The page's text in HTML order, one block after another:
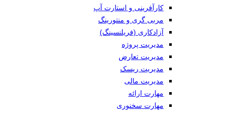
کارآفرینی و استارت آپ
مربی گری و منتورینگ
آزادکاری (فریلنسینگ)
مدیریت پروژه
مدیریت تعارض
مدیریت ریسک
مدیریت مالی
مهارت ارائه
مهارت سخنوری